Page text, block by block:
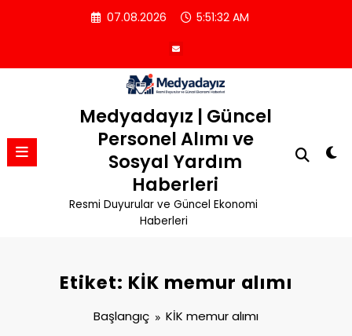
07.08.2026 5:51:32 AM
Medyadayız | Güncel
Personel Alımı ve
Sosyal Yardım
Haberleri
Resmi Duyurular ve Güncel Ekonomi
Haberleri
Etiket: KİK memur alımı
Başlangıç KİK memur alımı